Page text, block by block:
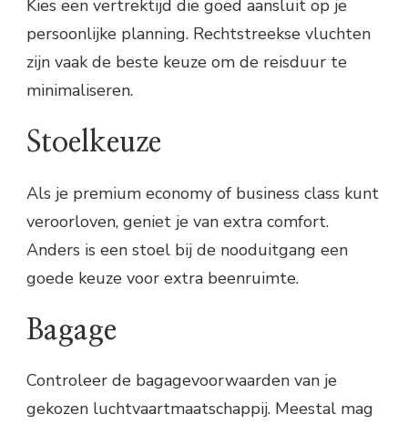
Kies een vertrektijd die goed aansluit op je
persoonlijke planning. Rechtstreekse vluchten
zijn vaak de beste keuze om de reisduur te
minimaliseren.
Stoelkeuze
Als je premium economy of business class kunt
veroorloven, geniet je van extra comfort.
Anders is een stoel bij de nooduitgang een
goede keuze voor extra beenruimte.
Bagage
Controleer de bagagevoorwaarden van je
gekozen luchtvaartmaatschappij. Meestal mag